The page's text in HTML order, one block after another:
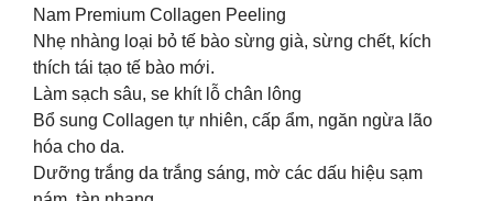
Nam Premium Collagen Peeling
Nhẹ nhàng loại bỏ tế bào sừng già, sừng chết, kích
thích tái tạo tế bào mới.
Làm sạch sâu, se khít lỗ chân lông
Bổ sung Collagen tự nhiên, cấp ẩm, ngăn ngừa lão
hóa cho da.
Dưỡng trắng da trắng sáng, mờ các dấu hiệu sạm